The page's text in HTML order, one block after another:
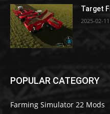
Target
2025-02-11
POPULAR CATEGORY
Farming Simulator 22 Mods